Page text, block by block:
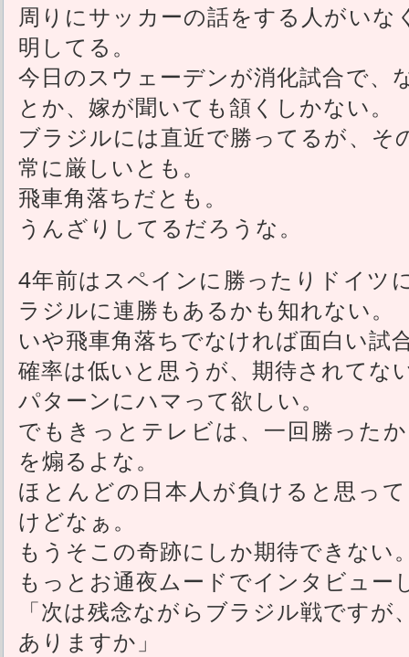
周りにサッカーの話をする人がいな
明してる。
今日のスウェーデンが消化試合で、
とか、嫁が聞いても頷くしかない。
ブラジルには直近で勝ってるが、そ
常に厳しいとも。
飛車角落ちだとも。
うんざりしてるだろうな。
4年前はスペインに勝ったりドイツ
ラジルに連勝もあるかも知れない。
いや飛車角落ちでなければ面白い試
確率は低いと思うが、期待されてな
パターンにハマって欲しい。
でもきっとテレビは、一回勝った
を煽るよな。
ほとんどの日本人が負けると思っ
けどなぁ。
もうそこの奇跡にしか期待できない
もっとお通夜ムードでインタビュー
「次は残念ながらブラジル戦です
ありますか」